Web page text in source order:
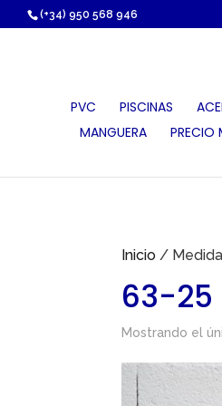
https://proauri.es/
(+34) 950 568 946
PVC PISCINAS
MANGUERA
PRECIO
Inicio /
63-25
Mostrando el